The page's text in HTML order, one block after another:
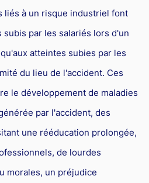
liés à un risque industriel font
par les salariés lors d'un
atteintes subies par les
du lieu de l'accident. Ces
le développement de maladies
par l'accident, des
une rééducation prolongée,
de lourdes
morales, un préjudice